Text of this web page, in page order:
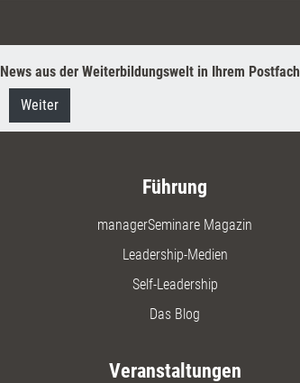
News aus der Weiterbildungswelt in Ihrem
Weiter
Führung
managerSeminare Magazin
Leadership-Medien
Self-Leadership
Das Blog
Veranstaltungen